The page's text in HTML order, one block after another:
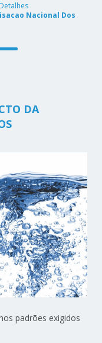
Detalhes
Nacional Dos
DA
padrões exigidos